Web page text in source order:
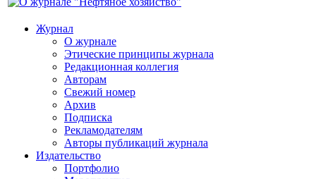
Журнал
О журнале
Этические принципы журнала
Редакционная коллегия
Авторам
Свежий номер
Архив
Подписка
Рекламодателям
Авторы публикаций журнала
Издательство
Портфолио